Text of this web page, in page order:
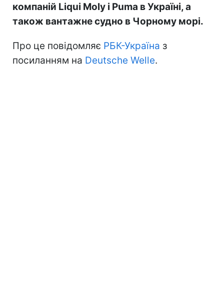
компаній Liqui Moly і Puma в Україні, а
також вантажне судно в Чорному морі.
Про це повідомляє РБК-Україна з
посиланням на Deutsche Welle.